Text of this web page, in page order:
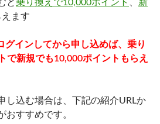
と乗り換えで10,000ポイント
新
えます
グインしてから申し込めば、乗り
で新規でも10,000ポイントもらえ
し込む場合は、下記の紹介URLか
おすすめです。